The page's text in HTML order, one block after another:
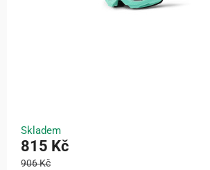
Skladem
815 Kč
906 Kč